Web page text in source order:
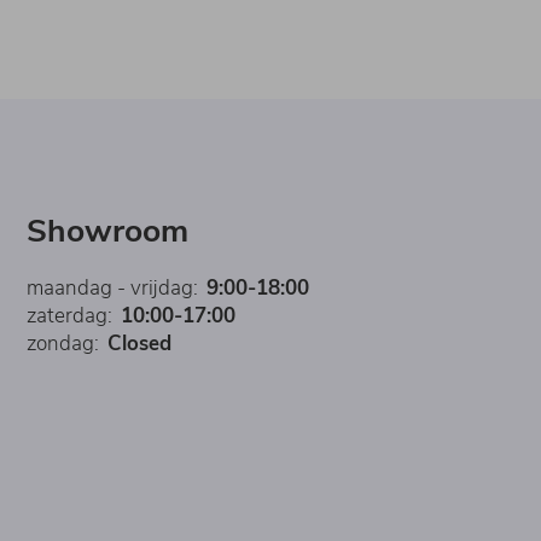
Showroom
maandag - vrijdag: 9:00-18:00
zaterdag: 10:00-17:00
zondag: Closed